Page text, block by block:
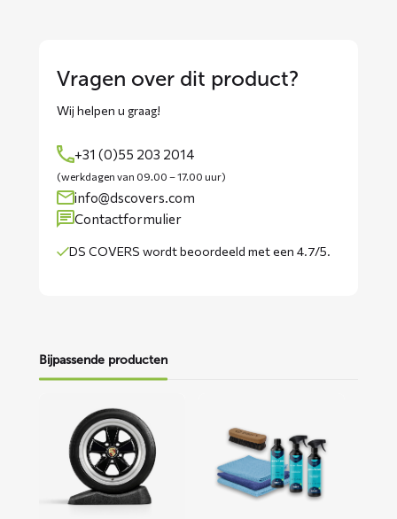
Vragen over dit product?
Wij helpen u graag!
+31 (0)55 203 2014
(werkdagen van 09.00 – 17.00 uur)
info@dscovers.com
Contactformulier
DS COVERS wordtbeoordeeld met een 4.7/5.
Bijpassende producten
Bandenbeschermers
Interieurpakket